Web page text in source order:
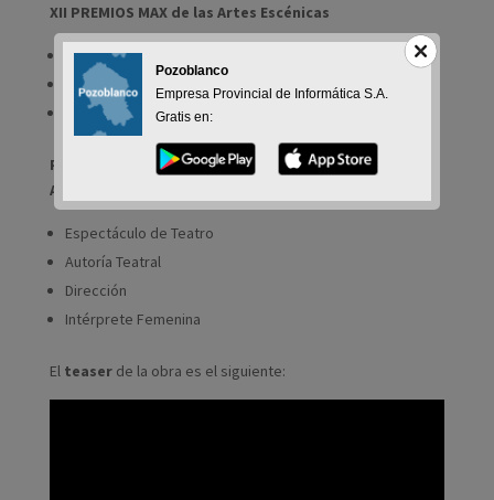
XII PREMIOS MAX de las Artes Escénicas
Mejor actriz ROSARIO PARDO
Mejor Autor ALBERTO CONEJERO
Mejor Espectáculo REVELACIÓN
PREMIOS LORCA 2019 de las Artes Escénicas de
Andalucía
Espectáculo de Teatro
Autoría Teatral
Dirección
Intérprete Femenina
El teaserde la obra es el siguiente:
Pozoblanco
Empresa Provincial de Informática S.A.
Gratis en: